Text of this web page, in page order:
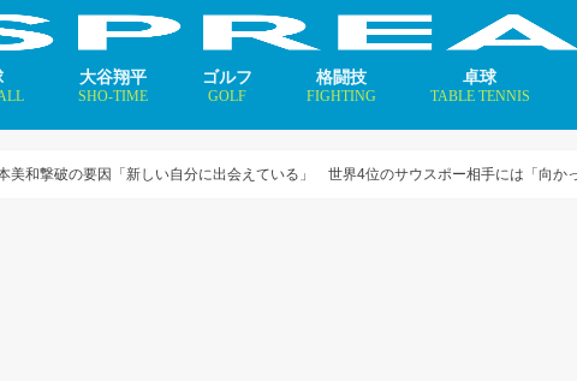
大谷翔平
SHO-TIME
ゴルフ
GOLF
格闘技
FIGHTING
卓球
TABLE TENNIS
美和撃破の要因「新しい自分に出会えている」 世界4位のサウスポー相手には「向か